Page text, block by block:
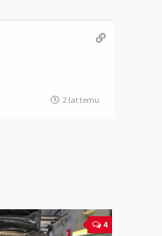
2 lat temu
4